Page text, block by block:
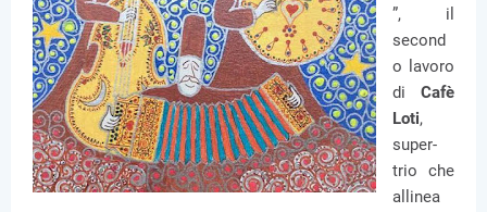
”, il
second
o lavoro
di Cafè
Loti,
super-
trio che
allinea